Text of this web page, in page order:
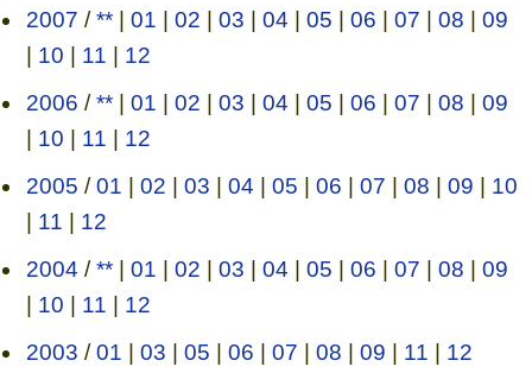
2007 /**| 01 | 02 | 03 | 04 | 05 | 06 | 07 | 08 | 09
| 10 | 11 | 12
2006 /**| 01 | 02 | 03 | 04 | 05 | 06 | 07 | 08 | 09
| 10 | 11 | 12
2005 /01 | 02 | 03 | 04 | 05 | 06 | 07 | 08 | 09 | 10
| 11 | 12
2004 /**| 01 | 02 | 03 | 04 | 05 | 06 | 07 | 08 | 09
| 10 | 11 | 12
2003 /01 | 03 | 05 | 06 | 07 | 08 | 09 | 11 | 12